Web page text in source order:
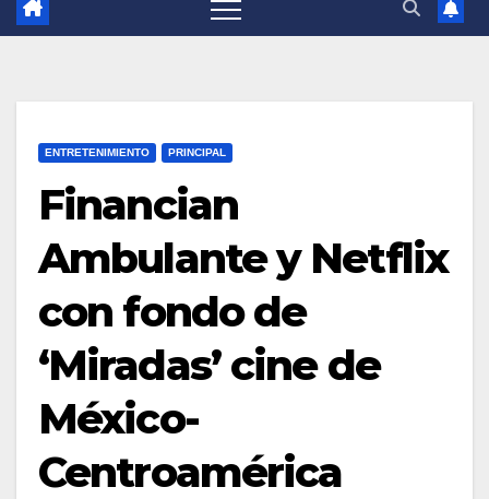
ENTRETENIMIENTO PRINCIPAL
Financian
Ambulante y Netflix
con fondo de
‘Miradas’ cine de
México-
Centroamérica